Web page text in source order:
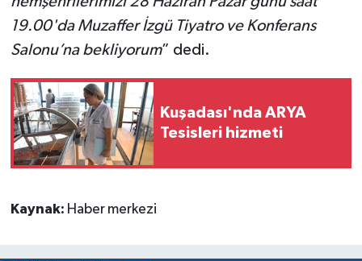
19.00'da Muzaffer İzgü Tiyatro ve Konferans
Salonu’na bekliyorum” dedi.
Kuşadası'nda ARYA
Tesisleri hizmeti
Kaynak: Haber merkezi